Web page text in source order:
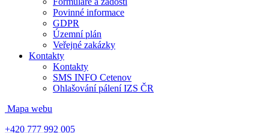
Povinné informace
GDPR
Územní plán
Veřejné zakázky
Kontakty
Kontakty
SMS INFO Cetenov
Ohlašování pálení IZS ČR
Mapa webu
+420 777 992 005